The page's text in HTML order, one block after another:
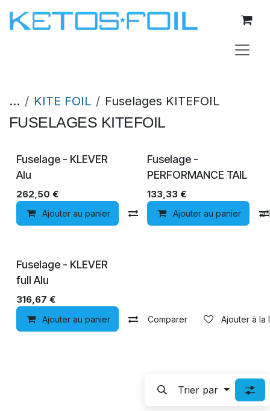
... KITE FOIL Fuselages KITEFOIL
FUSELAGES KITEFOIL
Fuselage - KLEVER
Alu
262,50 €
Ajouter au panier Comparer Ajouter à la
Fuselage -
PERFORMANCE TAIL
133,33€
Ajouter au panier
Fuselage - KLEVER
full Alu
316,67 €
Ajouter au panier Comparer Ajouter à la
Trier par